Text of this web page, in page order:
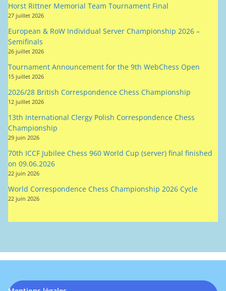
Horst Rittner Memorial Team Tournament Final
27 juillet 2026
European & RoW Individual Server Championship 2026 –
Semifinals
26 juillet 2026
Tournament Announcement for the 9th WebChess Open
15 juillet 2026
2026/28 British Correspondence Chess Championship
12 juillet 2026
13th International Clergy Polish Correspondence Chess
Championship
29 juin 2026
70th ICCF Jubilee Chess 960 World Cup (server) final finished
on 09.06.2026
22 juin 2026
World Correspondence Chess Championship 2026 Cycle
22 juin 2026